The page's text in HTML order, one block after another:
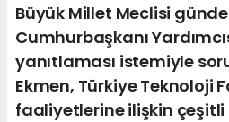
Büyük Millet Meclisi
Cumhurbaşkanı
yanıtlaması istemiyle
Ekmen, Türkiye Teknoloji
faaliyetlerine ilişkin çeşitli